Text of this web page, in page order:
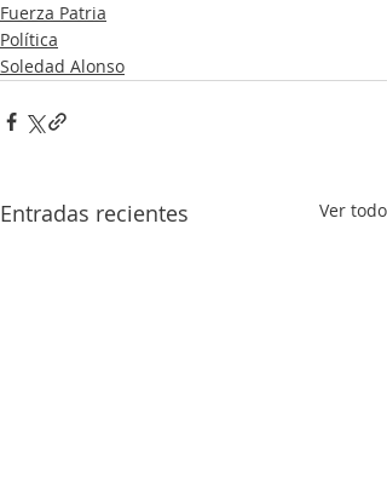
Fuerza Patria
Política
Soledad Alonso
Entradas recientes Ver todo